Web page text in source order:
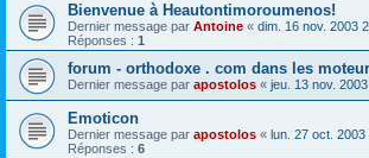
Bienvenue à Heautontimoroumenos!
Dernier message par Antoine « dim. 16 nov. 2003
Réponses : 1
forum - orthodoxe . com dans les
Dernier message par apostolos « jeu. 13 nov.
Emoticon
Dernier message par apostolos « lun. 27 oct. 2003
Réponses : 6